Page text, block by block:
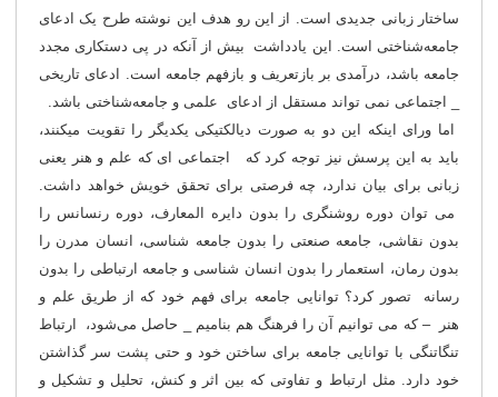
ساختار زبانی جدیدی است. از این رو هدف این نوشته طرح یک ادعای
جامعه‌شناختی است. این یادداشت بیش از آنکه در پی دستکاری مجدد
جامعه باشد، درآمدی بر بازتعریف و بازفهم جامعه است. ادعای تاریخی
_ اجتماعی نمی تواند مستقل از ادعای علمی و جامعه‌شناختی باشد.
اما ورای اینکه این دو به صورت دیالکتیکی یکدیگر را تقویت می‎کنند،
باید به این پرسش نیز توجه کرد که اجتماعی ای که علم و هنر یعنی
زبانی برای بیان ندارد، چه فرصتی برای تحقق خویش خواهد داشت.
می توان دوره روشنگری را بدون دایره المعارف، دوره رنسانس را
بدون نقاشی، جامعه صنعتی را بدون جامعه شناسی، انسان مدرن را
بدون رمان، استعمار را بدون انسان شناسی و جامعه ارتباطی را بدون
رسانه تصور کرد؟ توانایی جامعه برای فهم خود که از طریق علم و
هنر – که می توانیم آن را فرهنگ هم بنامیم _ حاصل می‌شود، ارتباط
تنگاتنگی با توانایی جامعه برای ساختن خود و حتی پشت سر گذاشتن
خود دارد. مثل ارتباط و تفاوتی که بین اثر و کنش، تحلیل و تشکیل و